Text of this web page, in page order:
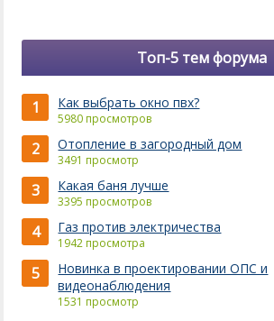
Топ-5 тем форума
1 Как выбрать окно пвх?
5980 просмотров
2 Отопление в загородный дом
3491 просмотр
3 Какая баня лучше
3395 просмотров
4 Газ против электричества
1942 просмотра
5
Новинка в проектировании ОПС и
видеонаблюдения
1531 просмотр